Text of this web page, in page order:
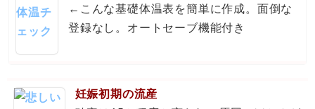
←こんな基礎体温表を簡単に作成。面倒な
登録なし。オートセーブ機能付き
妊娠初期の流産